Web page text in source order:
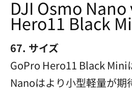
DJI Osmo Nano
Hero11 Black
67. サイズ
GoPro Hero11 Black Mini
Nanoはより小型軽量が期